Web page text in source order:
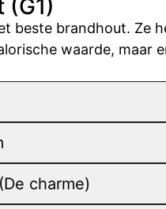
(G1)
beste brandhout. Ze
waarde, maar
charme)